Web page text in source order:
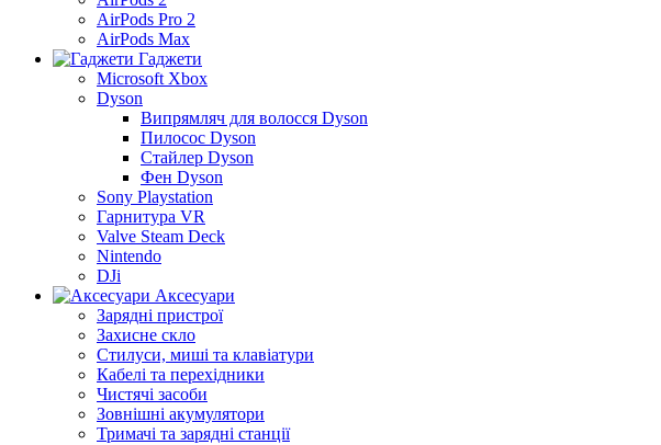
AirPods Pro 2
AirPods Max
Гаджети
Microsoft Xbox
Dyson
Випрямляч для волосся Dyson
Пилосос Dyson
Стайлер Dyson
Фен Dyson
Sony Playstation
Гарнитура VR
Valve Steam Deck
Nintendo
DJi
Аксесуари
Зарядні пристрої
Захисне скло
Стилуси, миші та клавіатури
Кабелі та перехідники
Чистячі засоби
Зовнішні акумулятори
Тримачі та зарядні станції